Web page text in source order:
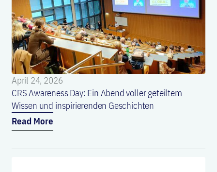
April 24, 2026
CRS Awareness Day: Ein Abend voller geteiltem
Wissen und inspirierenden Geschichten
Read More